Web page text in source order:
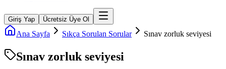
Giriş Yap Ücretsiz Üye Ol
Ana Sayfa Sıkça Sorulan Sorular Sınav zorluk seviyesi
Sınav zorluk seviyesi